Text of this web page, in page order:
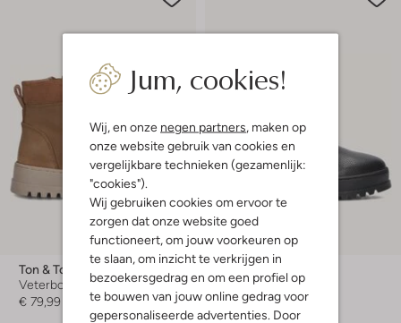
Jum, cookies!
Wij, en onze negen partners, maken op
onze website gebruik van cookies en
vergelijkbare technieken (gezamenlijk:
"cookies").
Wij gebruiken cookies om ervoor te
zorgen dat onze website goed
functioneert, om jouw voorkeuren op
te slaan, om inzicht te verkrijgen in
bezoekersgedrag en om een profiel op
te bouwen van jouw online gedrag voor
gepersonaliseerde advertenties. Door
Ton & Ton
Veterboots
€ 79,99
-40%
Ton & Ton
Veterboots
€ 79,99 € 47,99